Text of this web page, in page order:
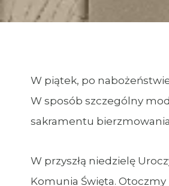
W piątek, po
W sposób szczególny
sakramentu
W przyszłą niedzielę
Komunia Święta.